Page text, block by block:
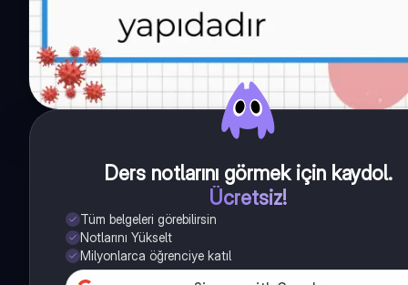
Ders notlarını görmek için kaydol.
Ücretsiz!
Tüm belgeleri görebilirsin
Notlarını Yükselt
Milyonlarca öğrenciye katıl